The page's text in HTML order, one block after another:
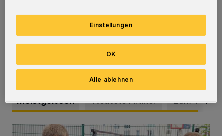
nur noch wenige Karten.
Meistgelesen Neueste Artikel Zum Thema
Feuerwehr befreit Kind aus verschlossenem VW Bulli
Einstellungen
Alle ablehnen
OK